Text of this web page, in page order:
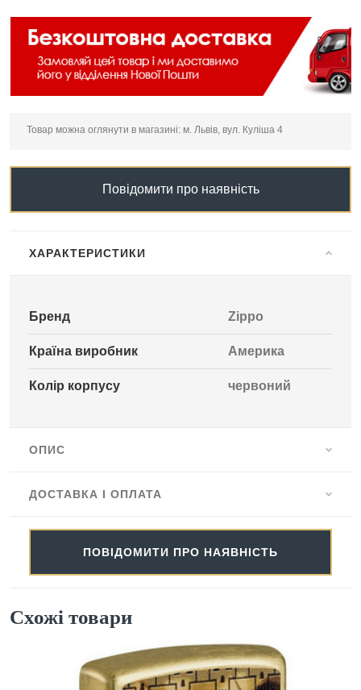
Товар можна оглянути в магазині: м. Львів, вул. Куліша 4
Повідомити про наявність
ХАРАКТЕРИСТИКИ
Бренд Zippo
Країна виробник Америка
Колір корпусу червоний
ОПИС
ДОСТАВКА І ОПЛАТА
ПОВІДОМИТИ ПРО НАЯВНІСТЬ
Схожі товари